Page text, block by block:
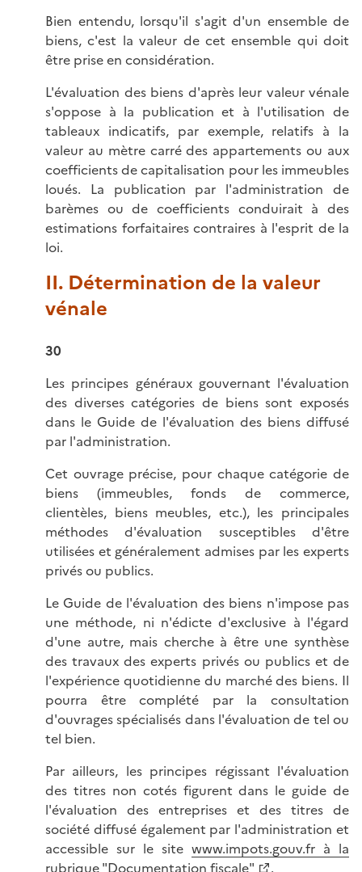
Bien entendu, lorsqu'il s'agit d'un ensemble de
biens, c'est la valeur de cet ensemble qui doit
être prise en considération.
L'évaluation des biens d'après leur valeur vénale
s'oppose à la publication et à l'utilisation de
tableaux indicatifs, par exemple, relatifs à la
valeur au mètre carré des appartements ou aux
coefficients de capitalisation pour les immeubles
loués. La publication par l'administration de
barèmes ou de coefficients conduirait à des
estimations forfaitaires contraires à l'esprit de la
loi.
II. Détermination de la valeur
vénale
30
Les principes généraux gouvernant l'évaluation
des diverses catégories de biens sont exposés
dans le Guide de l'évaluation des biens diffusé
par l'administration.
Cet ouvrage précise, pour chaque catégorie de
biens (immeubles, fonds de commerce,
clientèles, biens meubles, etc.), les principales
méthodes d'évaluation susceptibles d'être
utilisées et généralement admises par les experts
privés ou publics.
Le Guide de l'évaluation des biens n'impose pas
une méthode, ni n'édicte d'exclusive à l'égard
d'une autre, mais cherche à être une synthèse
des travaux des experts privés ou publics et de
l'expérience quotidienne du marché des biens. Il
pourra être complété par la consultation
d'ouvrages spécialisés dans l'évaluation de tel ou
tel bien.
Par ailleurs, les principes régissant l'évaluation
des titres non cotés figurent dans le guide de
l'évaluation des entreprises et des titres de
société diffusé également par l'administration et
accessible sur le site www.impots.gouv.fr à la